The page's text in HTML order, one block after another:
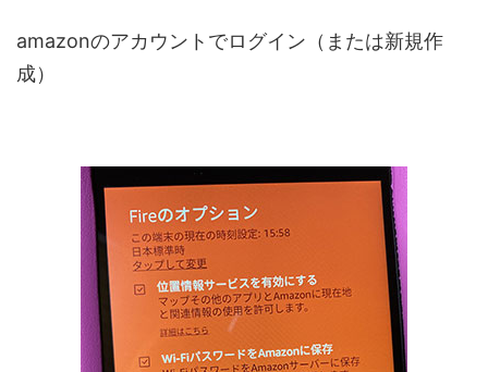
amazonのアカウントでログイン（または新規作
成）